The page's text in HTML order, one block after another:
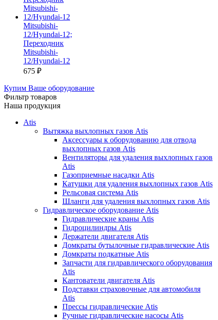
Mitsubishi-
12/Hyundai-12;
Переходник
Mitsubishi-
12/Hyundai-12
675 ₽
Купим Ваше оборудование
Фильтр товаров
Наша продукция
Atis
Вытяжка выхлопных газов Atis
Аксессуары к оборудованию для отвода
выхлопных газов Atis
Вентиляторы для удаления выхлопных газов
Atis
Газоприемные насадки Atis
Катушки для удаления выхлопных газов Atis
Рельсовая система Atis
Шланги для удаления выхлопных газов Atis
Гидравлическое оборудование Atis
Гидравлические краны Atis
Гидроцилиндры Atis
Держатели двигателя Atis
Домкраты бутылочные гидравлические Atis
Домкраты подкатные Atis
Запчасти для гидравлического оборудования
Atis
Кантователи двигателя Atis
Подставки страховочные для автомобиля
Atis
Прессы гидравлические Atis
Ручные гидравлические насосы Atis